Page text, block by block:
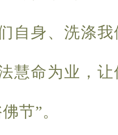
自身、洗涤
慧命为业，
节”。